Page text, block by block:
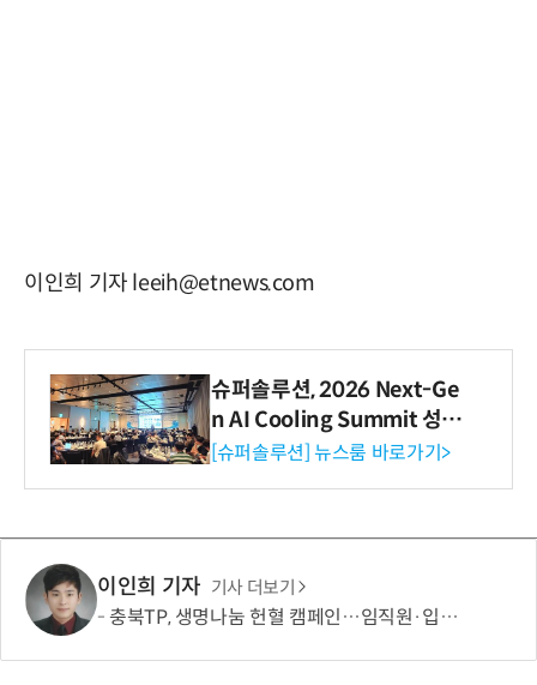
이인희 기자 leeih@etnews.com
슈퍼솔루션, 2026 Next-Ge
n AI Cooling Summit 성황
리 성료
[슈퍼솔루션] 뉴스룸 바로가기>
이인희 기자 기사 더보기
충북TP, 생명나눔 헌혈 캠페인…임직원·입주기업 동참